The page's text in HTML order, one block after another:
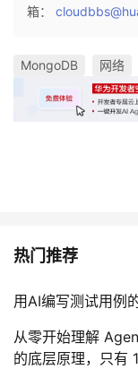
箱：
MongoDB 网络
热门推荐
用AI编写测试用例
从零开始理解
的底层原理，只有